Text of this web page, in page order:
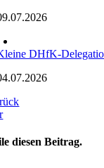
DHfK-
diesen Beitrag.